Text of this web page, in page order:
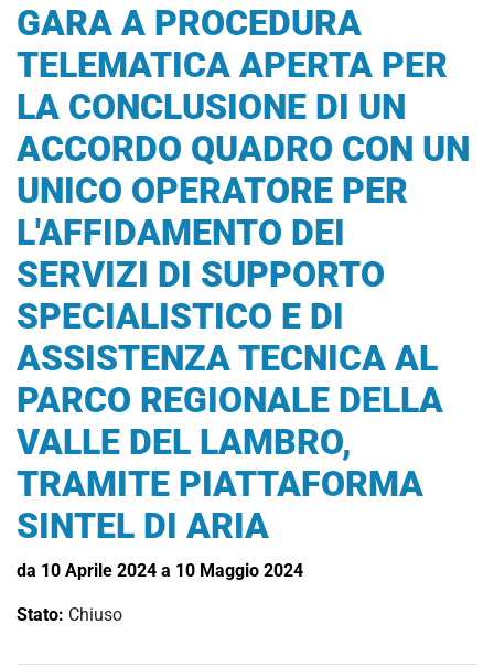
GARA A PROCEDURA
TELEMATICA APERTA PER
LA CONCLUSIONE DI UN
ACCORDO QUADRO CON UN
UNICO OPERATORE PER
L'AFFIDAMENTO DEI
SERVIZI DI SUPPORTO
SPECIALISTICO E DI
ASSISTENZA TECNICA AL
PARCO REGIONALE DELLA
VALLE DEL LAMBRO,
TRAMITE PIATTAFORMA
SINTEL DI ARIA
da 10 Aprile 2024 a 10 Maggio 2024
Stato: Chiuso